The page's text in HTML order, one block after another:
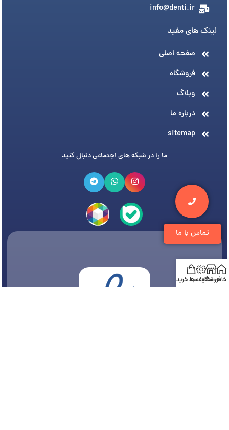
تماس با ما
info@denti.ir
لینک های مفید
صفحه اصلی
فروشگاه
وبلاگ
درباره ما
sitemap
ما را در شبکه های اجتماعی دنبال کنید
خانهفروشگاه
تخفیف هاسبد خرید